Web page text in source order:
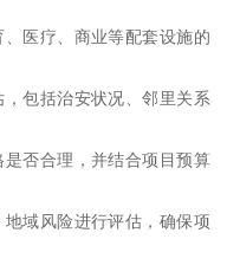
医疗、商业等配套设施的
包括治安状况、邻里关系
否合理，并结合项目预算
域风险进行评估，确保项